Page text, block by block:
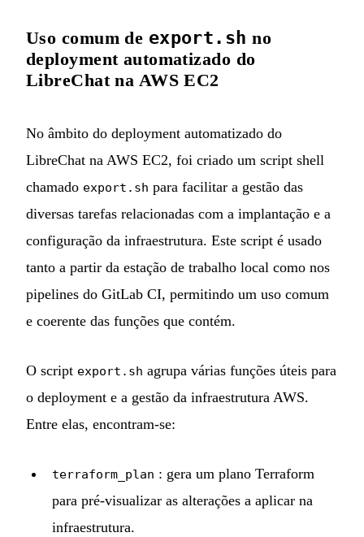
Uso comum de export.sh no
deployment automatizado do
LibreChat na AWS EC2
No âmbito do deployment automatizado do
LibreChat na AWS EC2, foi criado um script shell
chamado export.sh para facilitar a gestão das
diversas tarefas relacionadas com a implantação e a
configuração da infraestrutura. Este script é usado
tanto a partir da estação de trabalho local como nos
pipelines do GitLab CI, permitindo um uso comum
e coerente das funções que contém.
O script export.sh agrupa várias funções úteis para
o deployment e a gestão da infraestrutura AWS.
Entre elas, encontram-se:
terraform_plan : gera um plano Terraform
para pré-visualizar as alterações a aplicar na
infraestrutura.